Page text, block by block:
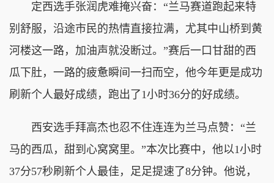
定西选手张润虎难掩兴奋：“兰马赛道跑起来特
别舒服，沿途市民的热情直接拉满，尤其中山桥到黄
河楼这一路，加油声就没断过。”赛后一口甘甜的西
瓜下肚，一路的疲惫瞬间一扫而空，他今年更是成功
刷新个人最好成绩，跑出了1小时36分的好成绩。
西安选手拜高杰也忍不住连连为兰马点赞：“兰
马的西瓜，甜到心窝窝里。”本次比赛中，他以1小时
37分57秒刷新个人最佳，足足提速了8分钟。他说，